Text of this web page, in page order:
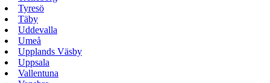
Tyresö
Täby
Uddevalla
Umeå
Upplands Väsby
Uppsala
Vallentuna